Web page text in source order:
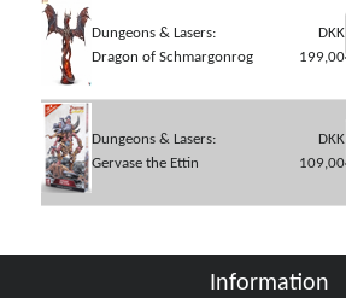
Dungeons & Lasers:
Dragon of Schmargonrog
DKK
199,00
Dungeons & Lasers:
Gervase the Ettin
DKK
109,00
Information